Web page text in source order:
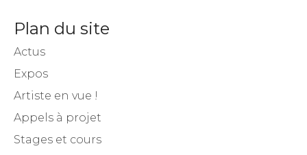
Plan du site
Actus
Expos
Artiste en vue !
Appels à projet
Stages et cours